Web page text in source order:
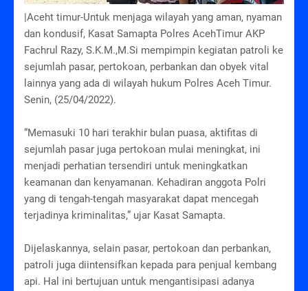
|Aceht timur-Untuk menjaga wilayah yang aman, nyaman
dan kondusif, Kasat Samapta Polres AcehTimur AKP
Fachrul Razy, S.K.M.,M.Si mempimpin kegiatan patroli ke
sejumlah pasar, pertokoan, perbankan dan obyek vital
lainnya yang ada di wilayah hukum Polres Aceh Timur.
Senin, (25/04/2022).
“Memasuki 10 hari terakhir bulan puasa, aktifitas di
sejumlah pasar juga pertokoan mulai meningkat, ini
menjadi perhatian tersendiri untuk meningkatkan
keamanan dan kenyamanan. Kehadiran anggota Polri
yang di tengah-tengah masyarakat dapat mencegah
terjadinya kriminalitas,” ujar Kasat Samapta.
Dijelaskannya, selain pasar, pertokoan dan perbankan,
patroli juga diintensifkan kepada para penjual kembang
api. Hal ini bertujuan untuk mengantisipasi adanya